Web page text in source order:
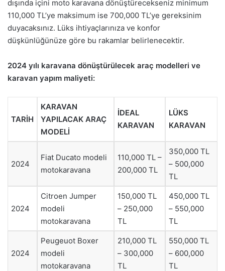
dışında içini moto karavana dönüştürecekseniz minimum
110,000 TL’ye maksimum ise 700,000 TL’ye gereksinim
duyacaksınız. Lüks ihtiyaçlarınıza ve konfor
düşkünlüğünüze göre bu rakamlar belirlenecektir.
2024 yılı karavana dönüştürülecek araç modelleri ve
karavan yapım maliyeti:
TARİH
KARAVAN
YAPILACAK ARAÇ
MODELİ
İDEAL
KARAVAN
LÜKS
KARAVAN
2024
Fiat Ducato modeli
motokaravana
110,000 TL –
200,000 TL
350,000 TL
– 500,000
TL
2024
Citroen Jumper
modeli
motokaravana
150,000 TL
– 250,000
TL
450,000 TL
– 550,000
TL
2024
Peugeuot Boxer
modeli
motokaravana
210,000 TL
– 300,000
TL
550,000 TL
– 600,000
TL